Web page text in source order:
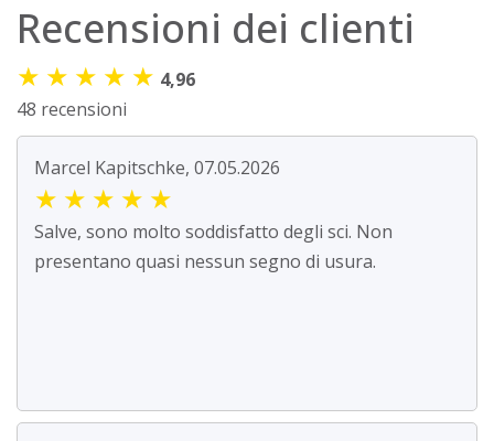
Recensioni dei clienti
★ ★ ★ ★ ★ 4,96
48 recensioni
Marcel Kapitschke, 07.05.2026
★ ★ ★ ★ ★
Salve, sono molto soddisfatto degli sci. Non
presentano quasi nessun segno di usura.